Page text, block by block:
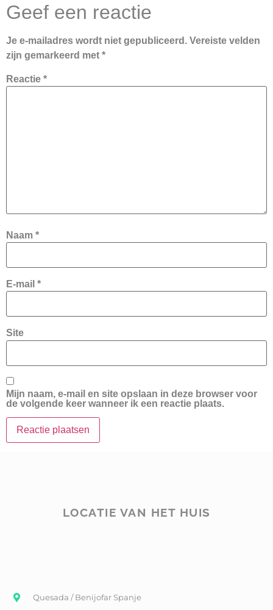
Geef een reactie
Je e-mailadres wordt niet gepubliceerd. Vereiste velden
zijn gemarkeerd met *
Reactie *
Naam *
E-mail *
Site
Mijn naam, e-mail en site opslaan in deze browser voor
de volgende keer wanneer ik een reactie plaats.
LOCATIE VAN HET HUIS
Quesada / Benijofar Spanje